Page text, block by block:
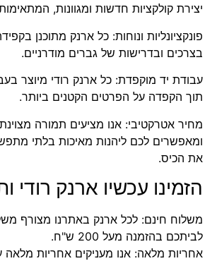
יצירת קולקציות חדשות ומגוונות,
פונקציונליות ונוחות: כל ארנק מתוכנן
בצרכים ובדרישות של גברים מודרניים.
עבודת יד מוקפדת: כל ארנק רודי מיוצר
תוך הקפדה על הפרטים הקטנים ביותר.
מחיר אטרקטיבי: אנו מציעים תמורה
ומאפשרים לכם ליהנות מאיכות בלתי
את הכיס.
הזמינו עכשיו ארנק רודי
משלוח חינם: לכל ארנק באתרנו מצורף
לביתכם בהזמנה מעל 200 ש"ח.
אחריות מלאה: אנו מעניקים אחריות מלאה